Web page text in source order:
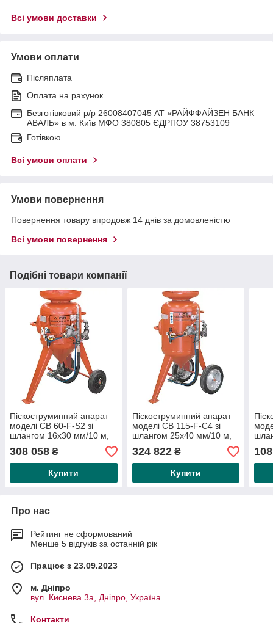
Всі умови доставки
Умови оплати
Післяплата
Оплата на рахунок
Безготівковий р/р 26008407045 АТ «РАЙФФАЙЗЕН БАНК
АВАЛЬ» в м. Київ МФО 380805 ЄДРПОУ 38753109
Готівкою
Всі умови оплати
Умови повернення
Повернення товару впродовж 14 днів за домовленістю
Всі умови повернення
Подібні товари компанії
Піскоструминний апарат
моделі CB 60-F-S2 зі
шлангом 16х30 мм/10 м,
М06 і дистанційним
керуванням старт-стоп
308 058 ₴
Купити
Піскоструминний апарат
моделі CB 115-F-C4 зі
шлангом 25х40 мм/10 м,
М06 і пультом старт-стоп
(дистанційний
324 822₴
Купити
M01
Про нас
Рейтинг не сформований
Менше 5 відгуків за останній рік
Працює з 23.09.2023
м. Дніпро
вул. Киснева 3а, Дніпро, Україна
Контакти